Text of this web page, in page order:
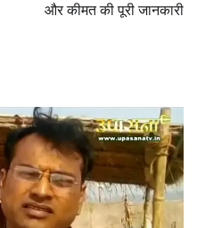
और कीमत की पूरी जानकारी